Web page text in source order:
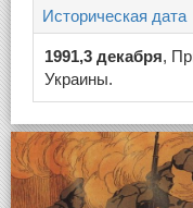
Историческая дата
1991,3 декабря,
Украины.